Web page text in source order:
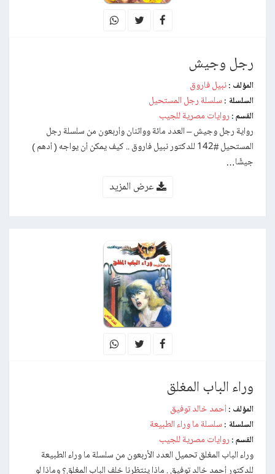
رجل وجيش
المؤلف : نبيل فاروق
السلسلة : سلسلة رجل المستحيل
القسم : روايات مصرية للجيب
رواية رجل وجيش – العدد مائة وواثنان وأربعون من سلسلة رجل
المستحيل #142 للدكتور نبيل فاروق .. كيف يمكن أن يواجه ( أدهم )
جيشًا…
عرض المزيد
وراء الباب المغلق
المؤلف : أحمد خالد توفيق
السلسلة : سلسلة ما وراء الطبيعة
القسم : روايات مصرية للجيب
وراء الباب المغلق تحميل العدد الأربعون من سلسلة ما وراء الطبيعة
للدكتور أحمد خالد توفيق . ماذا ينتظرنا خلف الباب المغلق؟ وماذا لو